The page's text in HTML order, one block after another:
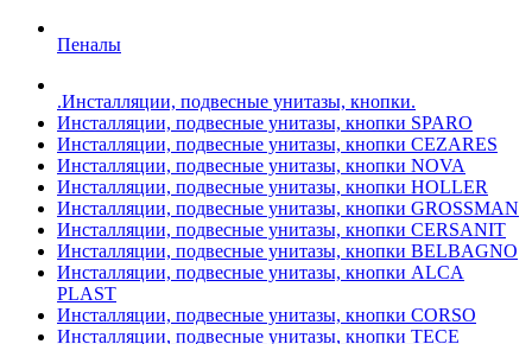
Пеналы
.Инсталляции, подвесные унитазы, кнопки.
Инсталляции, подвесные унитазы, кнопки SPARO
Инсталляции, подвесные унитазы, кнопки CEZARES
Инсталляции, подвесные унитазы, кнопки NOVA
Инсталляции, подвесные унитазы, кнопки HOLLER
Инсталляции, подвесные унитазы, кнопки GROSSMAN
Инсталляции, подвесные унитазы, кнопки CERSANIT
Инсталляции, подвесные унитазы, кнопки BELBAGNO
Инсталляции, подвесные унитазы, кнопки ALCA
PLAST
Инсталляции, подвесные унитазы, кнопки CORSO
Инсталляции, подвесные унитазы, кнопки TECE